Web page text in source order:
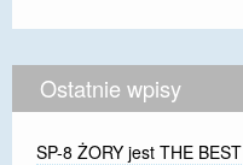
Ostatnie wpisy
SP-8 ŻORY jest THE BEST